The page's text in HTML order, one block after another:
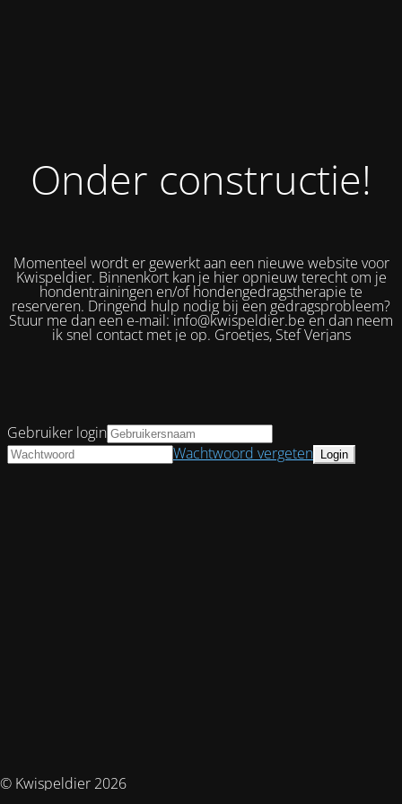
Onder constructie!
Momenteel wordt er gewerkt aan een nieuwe website voor
Kwispeldier. Binnenkort kan je hier opnieuw terecht om je
hondentrainingen en/of hondengedragstherapie te
reserveren. Dringend hulp nodig bij een gedragsprobleem?
Stuur me dan een e-mail: info@kwispeldier.be en dan neem
ik snel contact met je op. Groetjes, Stef Verjans
© Kwispeldier 2026
Gebruiker login
Wachtwoord vergeten